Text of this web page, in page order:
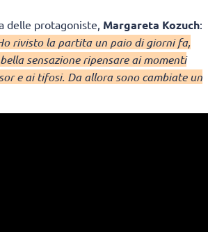
delle protagoniste, Margareta Kozuch:
rivisto la partita un paio di giorni fa,
sensazione ripensare ai momenti
e ai tifosi. Da allora sono cambiate un